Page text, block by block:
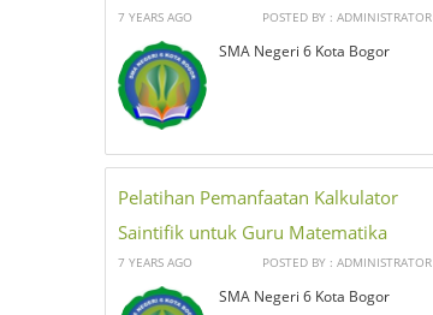
7 YEARS AGO POSTED BY : ADMINISTRATOR
SMA Negeri 6 Kota Bogor
Pelatihan Pemanfaatan Kalkulator
Saintifik untuk Guru Matematika
7 YEARS AGO POSTED BY : ADMINISTRATOR
SMA Negeri 6 Kota Bogor